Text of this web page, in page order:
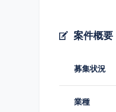
案件概要
募集状況
業種